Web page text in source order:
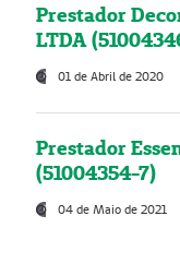
Prestador
LTDA
01 de Abril de 2020
Prestador
(51004354-7)
04 de Maio de 2021